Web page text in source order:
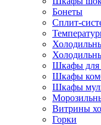
Бонеты
Сплит-
Шкафы для
Шкафы
Шкафы
Витрины
Горки